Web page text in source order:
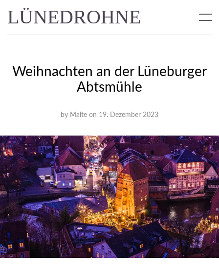
LÜNEDROHNE
Weihnachten an der Lüneburger
Abtsmühle
by Malte on 19. Dezember 2023